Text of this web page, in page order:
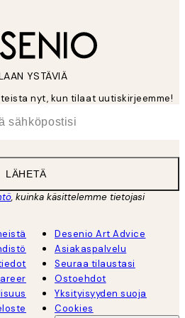
YSTÄVIÄ
nyt, kun tilaat uutiskirjeemme!
LÄHETÄ
, kuinka käsittelemme tietojasi
Desenio Art Advice
Asiakaspalvelu
Seuraa tilaustasi
Ostoehdot
Yksityisyyden suoja
Cookies